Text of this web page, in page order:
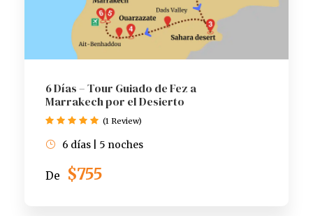
6 Días – Tour Guiado de Fez a
Marrakech por el Desierto
De $755
6 días | 5 noches
(1 Review)